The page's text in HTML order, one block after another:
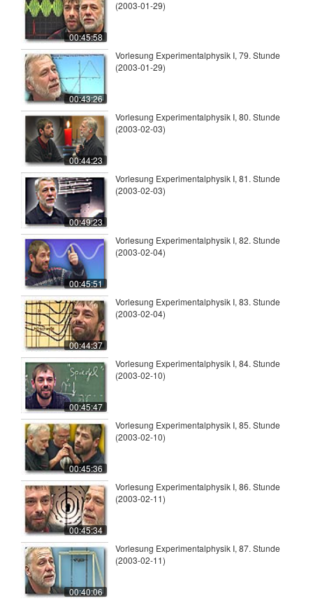
00:45:58
(2003-01-29)
00:43:26
Vorlesung Experimentalphysik I, 79. Stunde
(2003-01-29)
00:44:23
Vorlesung Experimentalphysik I, 80. Stunde
(2003-02-03)
00:49:23
Vorlesung Experimentalphysik I, 81. Stunde
(2003-02-03)
00:45:51
Vorlesung Experimentalphysik I, 82. Stunde
(2003-02-04)
00:44:37
Vorlesung Experimentalphysik I, 83. Stunde
(2003-02-04)
00:45:47
Vorlesung Experimentalphysik I, 84. Stunde
(2003-02-10)
00:45:36
Vorlesung Experimentalphysik I, 85. Stunde
(2003-02-10)
00:45:34
Vorlesung Experimentalphysik I, 86. Stunde
(2003-02-11)
00:40:06
Vorlesung Experimentalphysik I, 87. Stunde
(2003-02-11)